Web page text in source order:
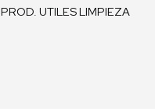
PROD. UTILES LIMPIEZA